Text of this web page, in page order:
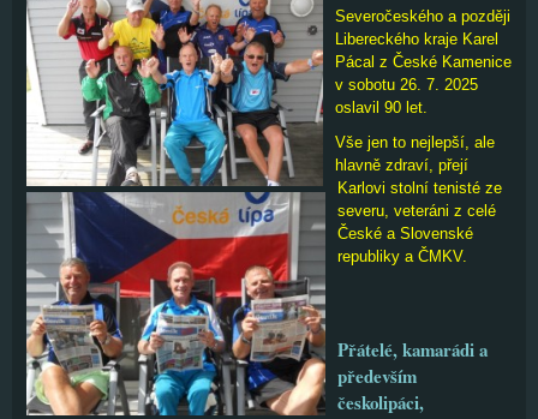
Severočeského a později
Libereckého kraje Karel
Pácal z České Kamenice
v sobotu 26. 7. 2025
oslavil 90 let.
Vše jen to nejlepší, ale
hlavně zdraví, přejí
Karlovi stolní tenisté ze
severu, veteráni z celé
České a Slovenské
republiky a ČMKV.
Přátelé, kamarádi a
především
českolipáci,